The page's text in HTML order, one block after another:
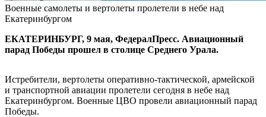
Военные самолеты и вертолеты пролетели в небе над
Екатеринбургом
ЕКАТЕРИНБУРГ, 9 мая, ФедералПресс. Авиационный
парад Победы прошел в столице Среднего Урала.
Истребители, вертолеты оперативно-тактической, армейской
и транспортной авиации пролетели сегодня в небе над
Екатеринбургом. Военные ЦВО провели авиационный парад
Победы.